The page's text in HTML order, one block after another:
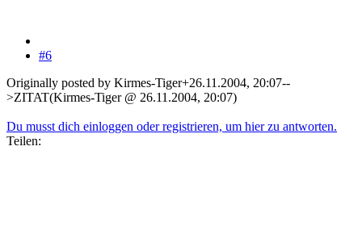
#6
Originally posted by Kirmes-Tiger+26.11.2004, 20:07--
>ZITAT(Kirmes-Tiger @ 26.11.2004, 20:07)
Du musst dich einloggen oder registrieren, um hier zu antworten.
Teilen: